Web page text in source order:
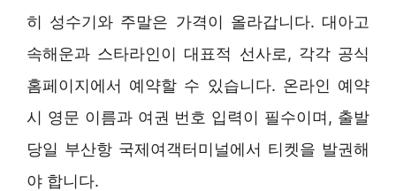
히 성수기와 주말은 가격이 올라갑니다. 대아고
속해운과 스타라인이 대표적 선사로, 각각 공식
홈페이지에서 예약할 수 있습니다. 온라인 예약
시 영문 이름과 여권 번호 입력이 필수이며, 출발
당일 부산항 국제여객터미널에서 티켓을 발권해
야 합니다.